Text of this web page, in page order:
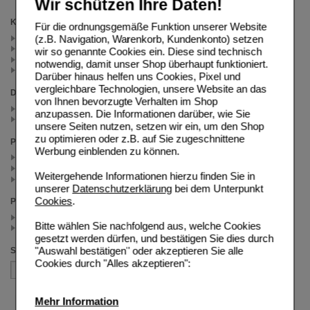
Wir schützen Ihre Daten!
Für die ordnungsgemäße Funktion unserer Website
(z.B. Navigation, Warenkorb, Kundenkonto) setzen
wir so genannte Cookies ein. Diese sind technisch
notwendig, damit unser Shop überhaupt funktioniert.
Darüber hinaus helfen uns Cookies, Pixel und
vergleichbare Technologien, unsere Website an das
von Ihnen bevorzugte Verhalten im Shop
anzupassen. Die Informationen darüber, wie Sie
unsere Seiten nutzen, setzen wir ein, um den Shop
zu optimieren oder z.B. auf Sie zugeschnittene
Werbung einblenden zu können.
Weitergehende Informationen hierzu finden Sie in
unserer Datenschutzerklärungbei dem Unterpunkt
Cookies.
Bitte wählen Sie nachfolgend aus, welche Cookies
gesetzt werden dürfen, und bestätigen Sie dies durch
"Auswahl bestätigen" oder akzeptieren Sie alle
Cookies durch "Alles akzeptieren":
Mehr Information
Kategorien
Blutzuckermessgeräte (3)
LifeScan (2)
Sparsets (1)
Kontrolllösungen (1)
Darreichungsform
Kombipackung (2)
Teststreifen (2)
Packungsgröße
1 St (3)
1X50 St (1)
Preis
>= 20.00 (2)
Sortieren nach